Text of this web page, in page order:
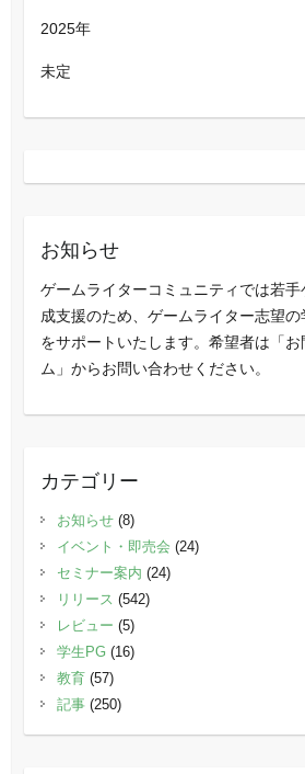
2025年
未定
お知らせ
ゲームライターコミュニティでは若
成支援のため、ゲームライター志望
をサポートいたします。希望者は「
ム」からお問い合わせください。
カテゴリー
お知らせ(8)
イベント・即売会 (24)
セミナー案内 (24)
リリース (542)
レビュー (5)
学生PG(16)
教育(57)
記事(250)